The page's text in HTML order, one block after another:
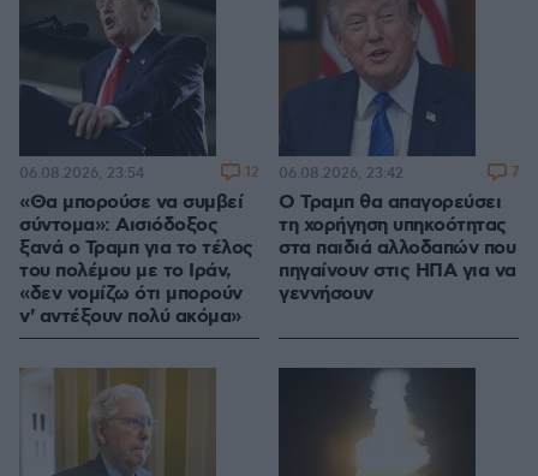
«Θα μπορούσε να συμβεί
σύντομα»: Αισιόδοξος
ξανά ο Τραμπ για το τέλος
του πολέμου με το Ιράν,
«δεν νομίζω ότι μπορούν
ν' αντέξουν πολύ ακόμα»
06.08.2026, 23:54 12
Ο Τραμπ θα απαγορεύσει
τη χορήγηση υπηκοότητας
στα παιδιά αλλοδαπών που
πηγαίνουν στις ΗΠΑ για να
γεννήσουν
06.08.2026, 23:42 7